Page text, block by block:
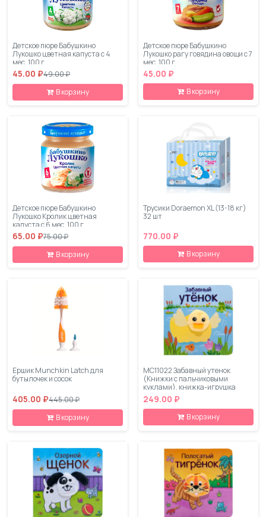
Детское пюре Бабушкино
Лукошко цветная капуста с 4
мес. 100 г
45.00 ₽49.00 ₽
В корзину
Детское пюре Бабушкино
Лукошко рагу говядина овощи с 7
мес. 100 г
45.00 ₽
В корзину
Детское пюре Бабушкино
Лукошко Кролик цветная
капуста с 6 мес. 100 г
65.00 ₽75.00 ₽
В корзину
Трусики Doraemon XL (13-18 кг)
32 шт
770.00 ₽
В корзину
Ершик Munchkin Latch для
бутылочек и сосок
405.00 ₽445.00 ₽
В корзину
МС11022 Забавный утенок
(Книжки с пальчиковыми
куклами), книжка-игрушка
249.00 ₽
В корзину